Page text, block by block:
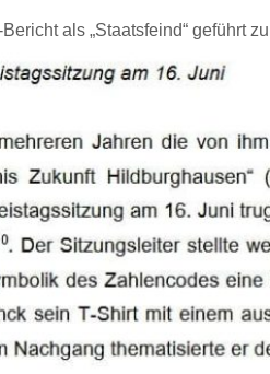
als „Staatsfeind“ geführt